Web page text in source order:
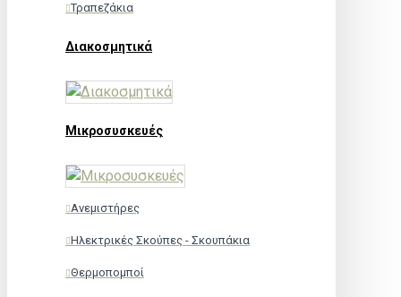
Τραπεζάκια
Διακοσμητικά
Μικροσυσκευές
Ανεμιστήρες
Ηλεκτρικές Σκούπες - Σκουπάκια
Θερμοπομποί